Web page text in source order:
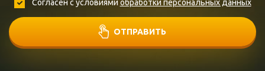
Согласен с условиями обработки персональных данных
ОТПРАВИТЬ